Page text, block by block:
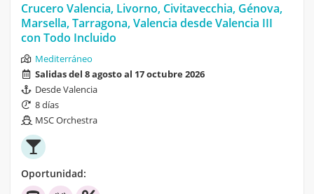
Crucero Valencia, Livorno, Civitavecchia, Génova,
Marsella, Tarragona, Valencia desde Valencia III
con Todo Incluido
Mediterráneo
Salidas del 8 agosto al 17 octubre 2026
Desde Valencia
8 días
MSC Orchestra
Oportunidad: